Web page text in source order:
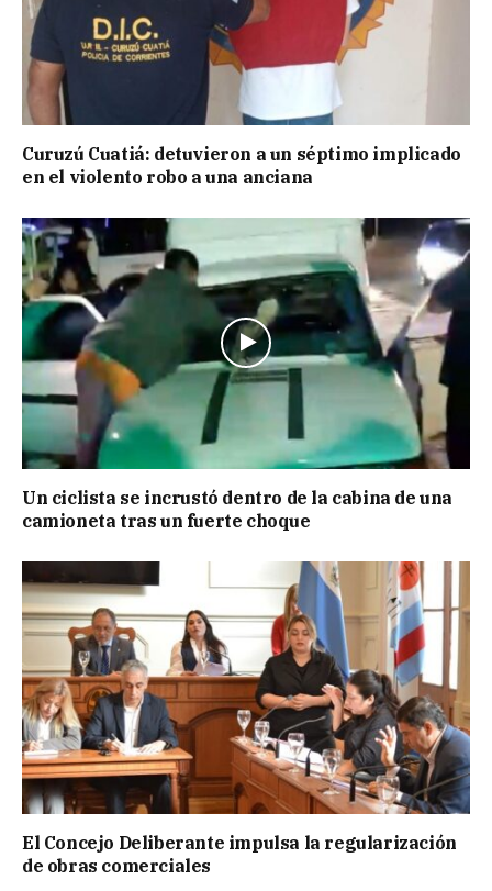
Curuzú Cuatiá: detuvieron a un séptimo implicado
en el violento robo a una anciana
Un ciclista se incrustó dentro de la cabina de una
camioneta tras un fuerte choque
El Concejo Deliberante impulsa la regularización
de obras comerciales